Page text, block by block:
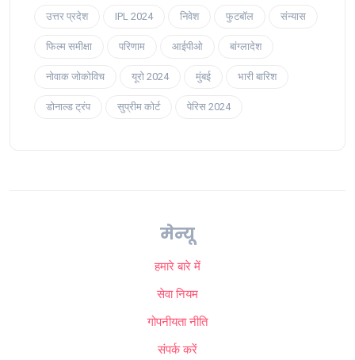
उत्तर प्रदेश IPL 2024 निवेश फुटबॉल संन्यास
फिल्म समीक्षा परिणाम आईपीओ बांग्लादेश
नोवाक जोकोविच यूरो 2024 मुंबई भारी बारिश
डोनाल्ड ट्रंप सुप्रीम कोर्ट पेरिस 2024
मेन्यू
हमारे बारे में
सेवा नियम
गोपनीयता नीति
संपर्क करें